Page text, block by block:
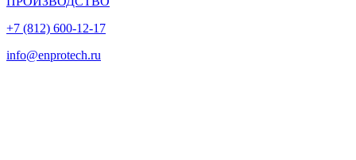
+7 (812) 600-12-17
info@enprotech.ru